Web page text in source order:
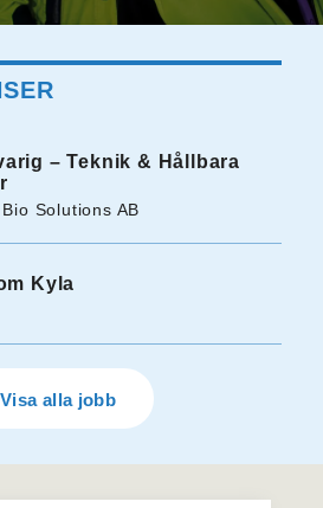
– Teknik & Hållbara
Solutions AB
Kyla
Visa alla jobb